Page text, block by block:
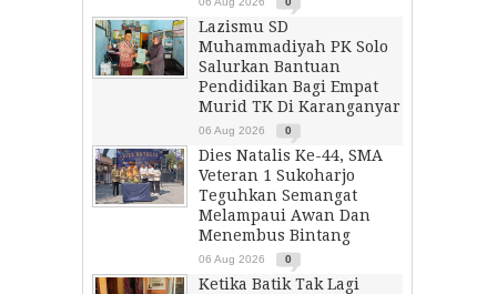
Lazismu SD
Muhammadiyah PK Solo
Salurkan Bantuan
Pendidikan Bagi Empat
Murid TK Di Karanganyar
06 Aug 2026 0
Dies Natalis Ke-44, SMA
Veteran 1 Sukoharjo
Teguhkan Semangat
Melampaui Awan Dan
Menembus Bintang
06 Aug 2026 0
Ketika Batik Tak Lagi